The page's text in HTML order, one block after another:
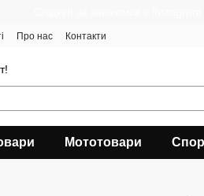
Про нас Контакти
Мототовари